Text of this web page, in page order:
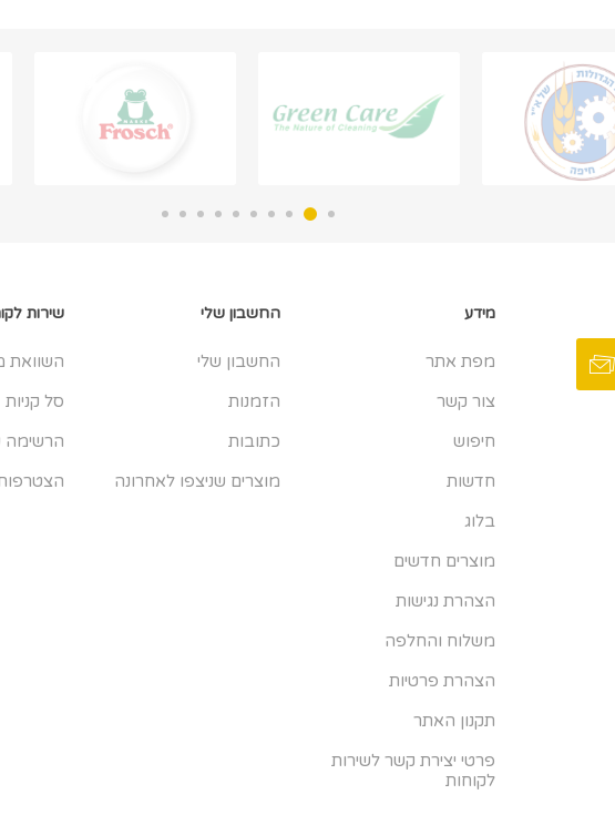
מידע
מפת אתר
צור קשר
חיפוש
חדשות
בלוג
מוצרים חדשים
הצהרת נגישות
משלוח והחלפה
הצהרת פרטיות
תקנון האתר
פרטי יצירת קשר לשירות
לקוחות
החשבון שלי
החשבון שלי
הזמנות
כתובות
מוצרים שניצפו לאחרונה
שירות
השוואת
סל קניות
הרשימה